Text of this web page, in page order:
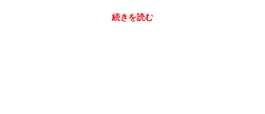
続きを読む